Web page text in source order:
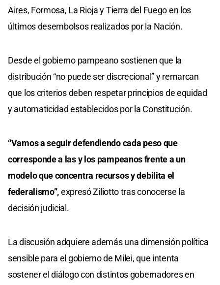
Aires, Formosa, La Rioja y Tierra del Fuego en los
últimos desembolsos realizados por la Nación.
Desde el gobierno pampeano sostienen que la
distribución “no puede ser discrecional” y remarcan
que los criterios deben respetar principios de equidad
y automaticidad establecidos por la Constitución.
“Vamos a seguir defendiendo cada peso que
corresponde a las y los pampeanos frente a un
modelo que concentra recursos y debilita el
federalismo”,expresó Ziliotto tras conocerse la
decisión judicial.
La discusión adquiere además una dimensión política
sensible para el gobierno de Milei, que intenta
sostener el diálogo con distintos gobernadores en